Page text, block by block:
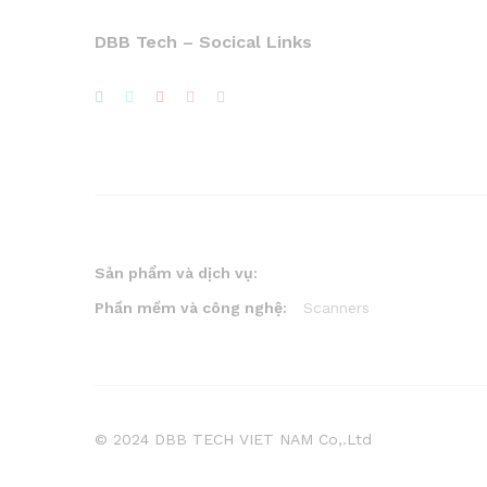
DBB Tech – Socical Links
Sản phẩm và dịch vụ:
Phần mềm và công nghệ:
Scanners
© 2024 DBB TECH VIET NAM Co,.Ltd